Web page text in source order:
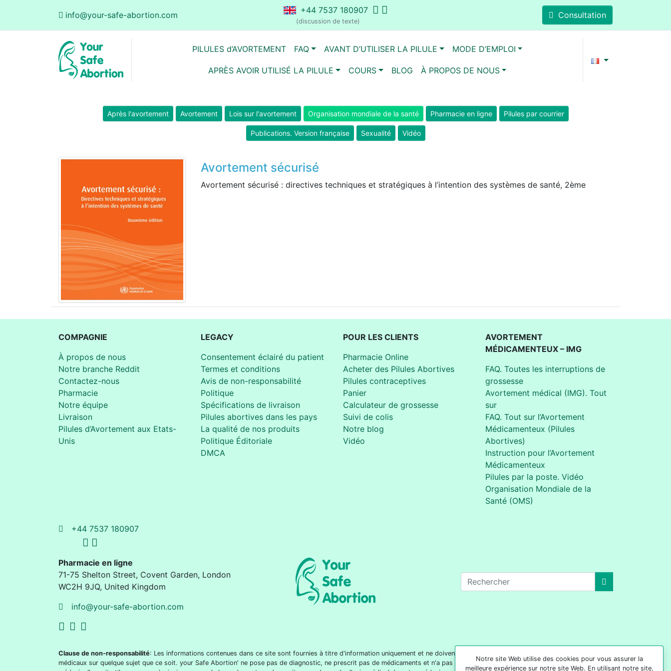
info@your-safe-abortion.com +44 7537 180907
(discussion de texte)
Consultation
PILULES d’AVORTEMENT FAQ AVANT D’UTILISER LA PILULE MODE D’EMPLOI
APRÈS AVOIR UTILISÉ LA PILULE COURS BLOG À PROPOS DE NOUS
Après l'avortement Avortement Lois sur l'avortement Organisation mondiale de la santé Pharmacie en ligne Pilules par courrier
Publications. Version française Sexualité Vidéo
Avortement sécurisé
Avortement sécurisé : directives techniques et stratégiques à l’intention des systèmes de santé, 2ème
COMPAGNIE
À propos de nous
Notre branche Reddit
Contactez-nous
Pharmacie
Notre équipe
Livraison
Pilules d’Avortement aux Etats-
Unis
LEGACY
Consentement éclairé du patient
Termes et conditions
Avis de non-responsabilité
Politique
Spécifications de livraison
Pilules abortives dans les pays
La qualité de nos produits
Politique Éditoriale
DMCA
POUR LES CLIENTS
Pharmacie Online
Acheter des Pilules Abortives
Pilules contraceptives
Panier
Calculateur de grossesse
Suivi de colis
Notre blog
Vidéo
AVORTEMENT
MÉDICAMENTEUX – IMG
FAQ. Toutes les interruptions de
grossesse
Avortement médical (IMG). Tout
sur
FAQ. Tout sur l’Avortement
Médicamenteux (Pilules
Abortives)
Instruction pour l’Avortement
Médicamenteux
Pilules par la poste. Vidéo
Organisation Mondiale de la
Santé (OMS)
+44 7537 180907
Pharmacie en ligne
71-75 Shelton Street, Covent Garden, London
WC2H 9JQ, United Kingdom
info@your-safe-abortion.com
Clause de non-responsabilité: Les informations contenues dans ce site sont fournies à titre d'information uniquement et ne doivent pas être considérées comme des conseils
médicaux sur quelque sujet que ce soit. your Safe Abortion' ne pose pas de diagnostic, ne prescrit pas de médicaments et n'a pas pour but de remplacer les services de votre
Notre site Web utilise des cookies pour vous assurer la
meilleure expérience sur notre site Web. En utilisant notre site,